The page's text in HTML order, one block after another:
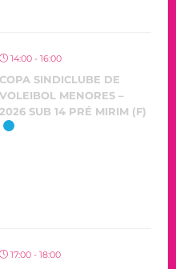
14:00 - 16:00
COPA SINDICLUBE DE
VOLEIBOL MENORES –
2026 SUB 14 PRÉ MIRIM (F)
17:00 - 18:00